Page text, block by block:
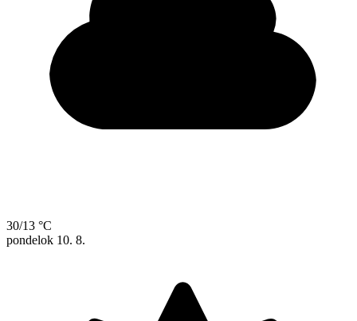
30/13 °C
pondelok 10. 8.